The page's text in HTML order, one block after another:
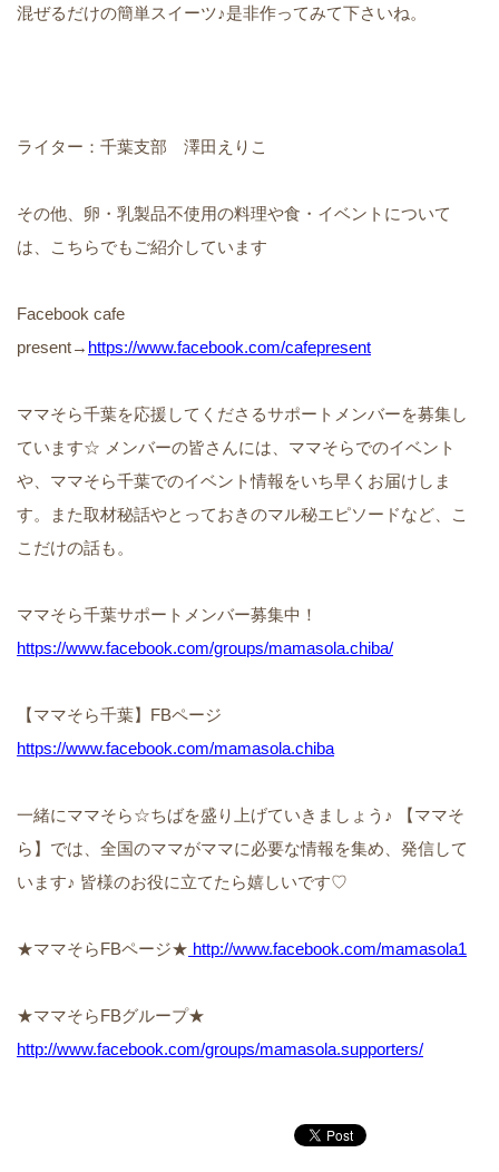
混ぜるだけの簡単スイーツ♪是非作ってみて下さいね。
ライター：千葉支部 澤田えりこ
その他、卵・乳製品不使用の料理や食・イベントについて
は、こちらでもご紹介しています
Facebook cafe
present→ https://www.facebook.com/cafepresent
ママそら千葉を応援してくださるサポートメンバーを募集し
ています☆ メンバーの皆さんには、ママそらでのイベント
や、ママそら千葉でのイベント情報をいち早くお届けしま
す。また取材秘話やとっておきのマル秘エピソードなど、こ
こだけの話も。
ママそら千葉サポートメンバー募集中！
https://www.facebook.com/groups/mamasola.chiba/
【ママそら千葉】FBページ
https://www.facebook.com/mamasola.chiba
一緒にママそら☆ちばを盛り上げていきましょう♪ 【ママそ
ら】では、全国のママがママに必要な情報を集め、発信して
います♪ 皆様のお役に立てたら嬉しいです♡
★ママそらFBページ★ http://www.facebook.com/mamasola1
★ママそらFBグループ★
http://www.facebook.com/groups/mamasola.supporters/